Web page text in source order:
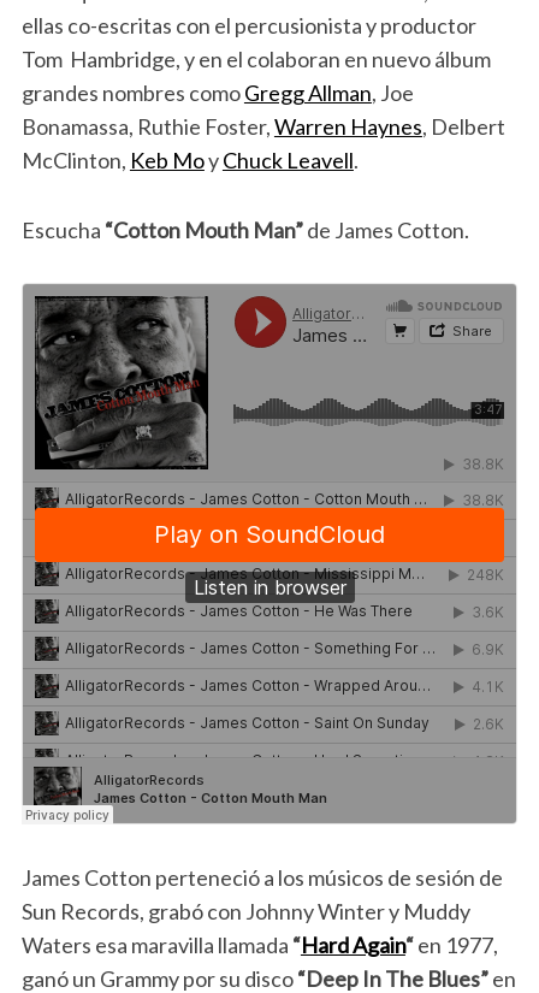
ellas co-escritas con el percusionista y productor
Tom Hambridge, y en el colaboran en nuevo álbum
grandes nombres comoGregg Allman, Joe
Bonamassa, Ruthie Foster,Warren Haynes, Delbert
McClinton, Keb MoyChuck Leavell.
Escucha “Cotton Mouth Man”de James Cotton.
James Cotton perteneció a los músicos de sesión de
Sun Records, grabó con Johnny Winter y Muddy
Waters esa maravilla llamada “Hard Again“en 1977,
ganó un Grammy por su disco“Deep In The Blues”en